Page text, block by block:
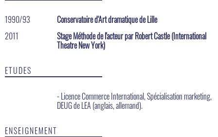
1990/93
Conservatoire d'Art dramatique de Lille
2011
Stage Méthode de l'acteur par Robert Castle (International
Theatre New York)
ETUDES
- Licence Commerce International, Spécialisation marketing,
DEUG de LEA (anglais, allemand).
ENSEIGNEMENT